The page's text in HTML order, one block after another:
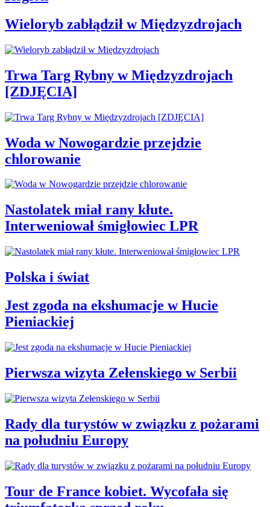
Wieloryb zabłądził w Międzyzdrojach
Trwa Targ Rybny w Międzyzdrojach
[ZDJĘCIA]
Woda w Nowogardzie przejdzie
chlorowanie
Nastolatek miał rany kłute.
Interweniował śmigłowiec LPR
Polska i świat
Jest zgoda na ekshumacje w Hucie
Pieniackiej
Pierwsza wizyta Zełenskiego w Serbii
Rady dla turystów w związku z pożarami
na południu Europy
Tour de France kobiet. Wycofała się